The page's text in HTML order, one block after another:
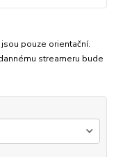
pouze orientační.
streameru bude